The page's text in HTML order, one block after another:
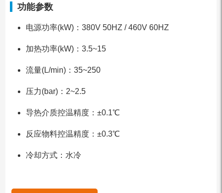
功能参数
电源功率(kW)：380V 50HZ / 460V 60HZ
加热功率(kW)：3.5~15
流量(L/min)：35~250
压力(bar)：2~2.5
导热介质控温精度：±0.1℃
反应物料控温精度：±0.3℃
冷却方式：水冷